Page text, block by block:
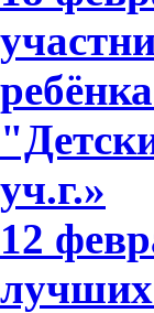
уч.г.»
12
лучших